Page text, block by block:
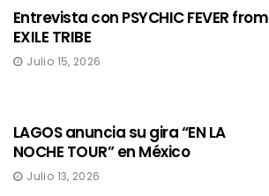
Entrevista con PSYCHIC FEVER from
EXILE TRIBE
Julio 15, 2026
LAGOS anuncia su gira “EN LA
NOCHE TOUR” en México
Julio 13, 2026